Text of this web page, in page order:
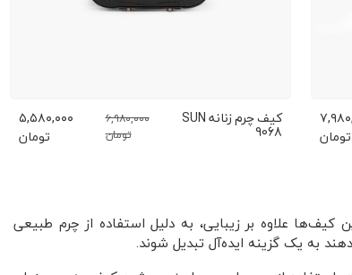
تومان
کیف چرم زنانه SUN
9068
۶,۹۸۰,۰۰۰
تومان
۵,۵۸۰,۰۰۰
تومان
علاوه بر زیبایی، به دلیل استفاده از چرم طبیعی
به یک گزینه ایده‌آل تبدیل شوند.